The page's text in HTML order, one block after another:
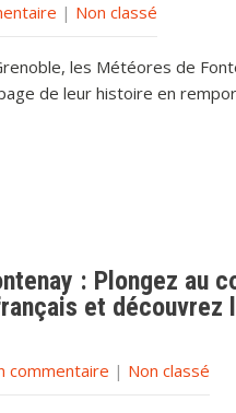
| Non classé
les Météores de
de leur histoire en
: Plongez au
et découvrez
commentaire | Non classé